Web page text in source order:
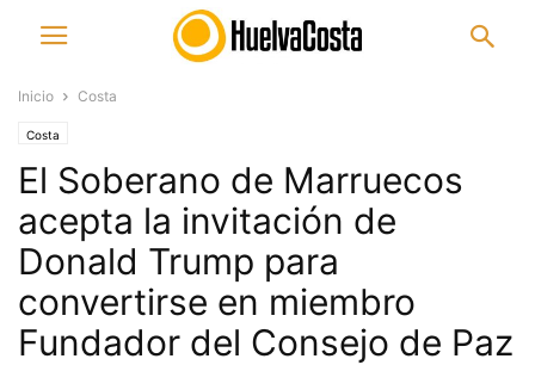
Inicio Costa
Costa
El Soberano de Marruecos
acepta la invitación de
Donald Trump para
convertirse en miembro
Fundador del Consejo de Paz